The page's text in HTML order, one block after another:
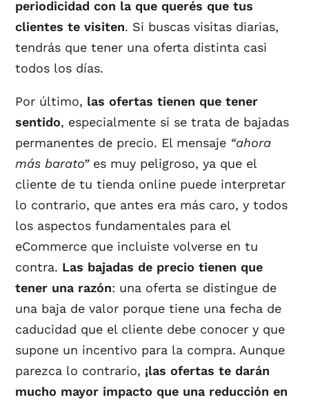
periodicidad con la que querés que tus
clientes te visiten. Si buscas visitas diarias,
tendrás que tener una oferta distinta casi
todos los días.
Por último, las ofertas tienen que tener
sentido, especialmente si se trata de bajadas
permanentes de precio. El mensaje “ahora
más barato”es muy peligroso, ya que el
cliente de tu tienda online puede interpretar
lo contrario, que antes era más caro, y todos
los aspectos fundamentales para el
eCommerce que incluiste volverse en tu
contra. Las bajadas de precio tienen que
tener una razón: una oferta se distingue de
una baja de valor porque tiene una fecha de
caducidad que el cliente debe conocer y que
supone un incentivo para la compra. Aunque
parezca lo contrario, ¡las ofertas te darán
mucho mayor impacto que una reducción en